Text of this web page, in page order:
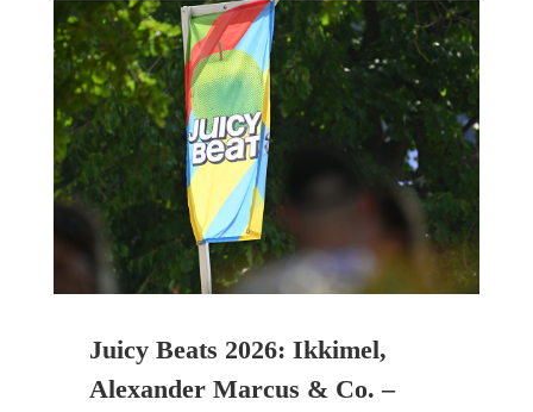
Juicy Beats 2026: Ikkimel,
Alexander Marcus & Co. –